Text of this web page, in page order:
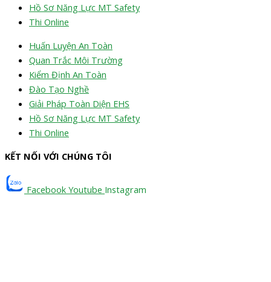
Hồ Sơ Năng Lực MT Safety
Thi Online
Huấn Luyện An Toàn
Quan Trắc Môi Trường
Kiểm Định An Toàn
Đào Tạo Nghề
Giải Pháp Toàn Diện EHS
Hồ Sơ Năng Lực MT Safety
Thi Online
KẾT NỐI VỚI CHÚNG TÔI
Facebook Youtube Instagram